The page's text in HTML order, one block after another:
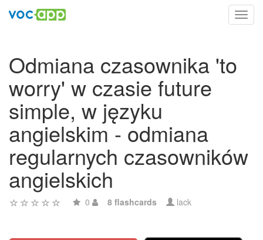
Odmiana czasownika 'to
worry' w czasie future
simple, w języku
angielskim - odmiana
regularnych czasowników
angielskich
0 8 flashcards lack